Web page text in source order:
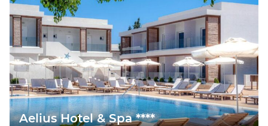
Aelius Hotel & Spa ****